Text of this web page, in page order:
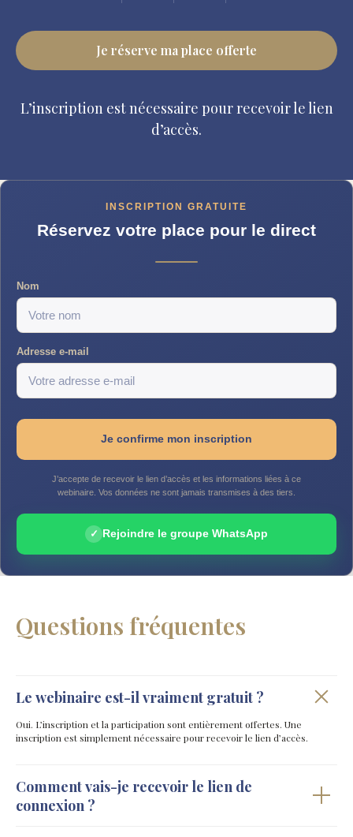
Je réserve ma place offerte
L’inscription est nécessaire pour recevoir le lien
d’accès.
INSCRIPTION GRATUITE
Réservez votre place pour le direct
Nom
Adresse e-mail
Je confirme mon inscription
J’accepte de recevoir le lien d’accès et les informations liées à ce
webinaire. Vos données ne sont jamais transmises à des tiers.
Rejoindre le groupe WhatsApp
Questions fréquentes
Le webinaire est-il vraiment gratuit ?
Oui. L’inscription et la participation sont entièrement offertes. Une
inscription est simplement nécessaire pour recevoir le lien d’accès.
Comment vais-je recevoir le lien de
connexion ?